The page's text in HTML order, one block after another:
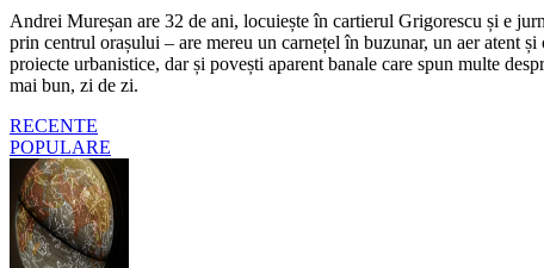
Andrei Mureșan are 32 de ani, locuiește în cartierul Grigorescu și e
prin centrul orașului – are mereu un carnețel în buzunar, un aer atent
proiecte urbanistice, dar și povești aparent banale care spun multe
mai bun, zi de zi.
RECENTE
POPULARE